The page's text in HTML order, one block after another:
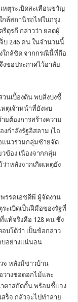
หตุระเบิดสะเทือนขวัญ
ล้สถานีรถไฟในกรุง
ตุรกี กล่าวว่า ยอดผู้
บ 246 คน ในจำนวนนี้
ใกล้ชิด จากกรณีนี้ที่ถือ
ขอประกาศไว้อาลัย
นเบื้องต้น พบสิ่งบ่งชี้
หตุเจ้าหน้าที่ยังพบ
ยต้องการสร้างความ
งกำลังรัฐอิสลาม (ไอ
แนวร่วมกลุ่มซ้ายจัด
ข้อง เนื่องจากกลุ่ม
าหลังจากเกิดเหตุยัง
รรคเอชดีพี ผู้จัดงาน
ะเบิดเป็นฝีมือของรัฐที่
แท้จริงคือ 128 คน ซึ่ง
บโต้ว่า เป็นข้อกล่าว
บอย่างแน่นอน
จ หลังมีชาวบ้าน
วางช่อดอกไม้และ
ตาสกัดกั้น พร้อมชี้แจง
สร็จ กลัวจะไปทำลาย